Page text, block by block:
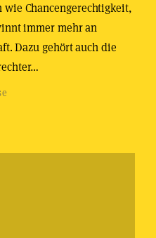
wie Chancengerechtigkeit,
immer mehr an
Dazu gehört auch die